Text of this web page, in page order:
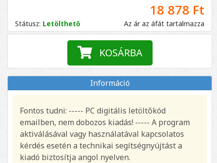
Státusz: Letölthető
18 878 Ft
Az ár az áfát tartalmazza
KOSÁRBA
Információ
Fontos tudni: ----- PC digitális letöltőkód
emailben, nem dobozos kiadás! ----- A program
aktiválásával vagy használatával kapcsolatos
kérdés esetén a technikai segítségnyújtást a
kiadó biztosítja angol nyelven.